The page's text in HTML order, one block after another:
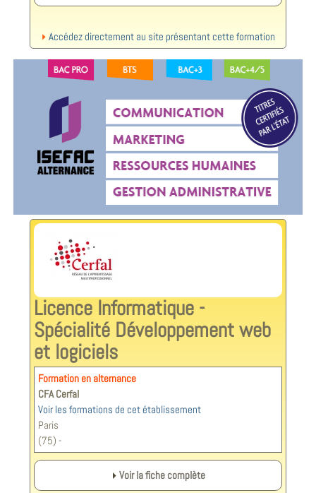
Accédez directement au site présentant cette formation
Licence Informatique -
Spécialité Développement web
et logiciels
Formation en alternance
CFA Cerfal
Voir les formations de cet établissement
Paris
(75) -
Voir la fiche complète